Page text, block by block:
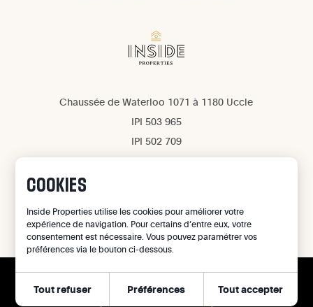
APPELER
Chaussée de Waterloo 1071 à 1180 Uccle
IPI 503 965
IPI 502 709
Confidentialité
©2026Inside Properties - All rights reserved
COOKIES
Inside Properties utilise les cookies pour améliorer votre
expérience de navigation. Pour certains d’entre eux, votre
consentement est nécessaire. Vous pouvez paramétrer vos
préférences via le bouton ci-dessous.
Tout refuser Préférences Tout accepter